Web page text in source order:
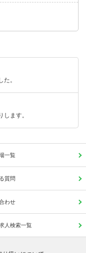
。
ます。
一覧
質問
わせ
人検索一覧